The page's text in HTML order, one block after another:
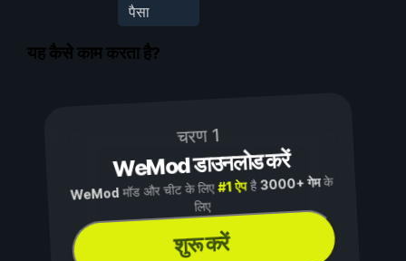
पैसा
यह कैसे काम करता है?
चरण 1
WeMod डाउनलोड करें
WeMod मॉड और चीट के लिए#1 ऐपहै3000+ गेमके
लिए
शुरू करें